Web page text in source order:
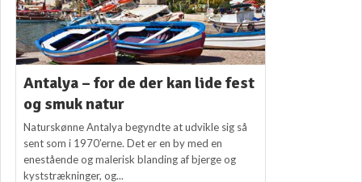
Antalya – for de der kan lide fest
og smuk natur
Naturskønne Antalya begyndte at udvikle sig så
sent som i 1970’erne. Det er en by med en
enestående og malerisk blanding af bjerge og
kyststrækninger, og...